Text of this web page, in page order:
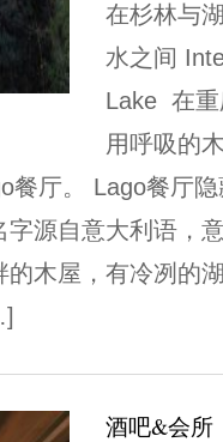
在杉林与
水之间
Lake 在重
用呼吸的
厅。 Lago餐厅隐
源自意大利语，
木屋，有冷冽的
酒吧&会所